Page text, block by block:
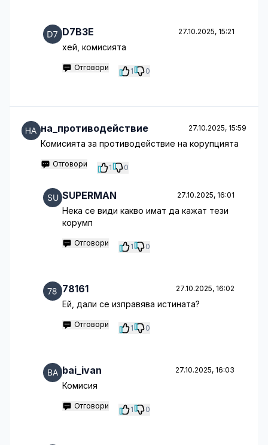
D7B3E 27.10.2025, 15:21
хей, комисията
Отговори 1 0
на_противодействие 27.10.2025, 15:59
Комисията за противодействие на корупцията
Отговори 1 0
SUPERMAN 27.10.2025, 16:01
Нека се види какво имат да кажат тези
корумп
Отговори 1 0
78161 27.10.2025, 16:02
Ей, дали се изправява истината?
Отговори 1 0
bai_ivan 27.10.2025, 16:03
Комисия
Отговори 1 0